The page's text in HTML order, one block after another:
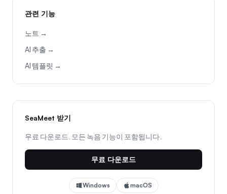
관련 기능
노트 →
AI 추출 →
AI 템플릿 →
SeaMeet 받기
무료 다운로드. 모든 녹음 기능이 포함됩니다.
무료 다운로드
Windows macOS